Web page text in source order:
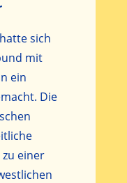
sich
mit
ein
Die
einer